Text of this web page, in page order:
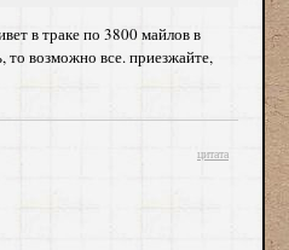
в траке по 3800 майлов в
то возможно все. приезжайте,
цитата